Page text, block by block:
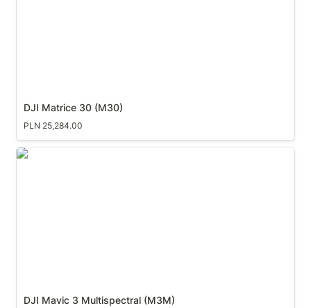
DJI Matrice 30 (M30)
PLN 25,284.00
DJI Mavic 3 Multispectral (M3M)
DJI Mavic 3 Multispectral (M3M)